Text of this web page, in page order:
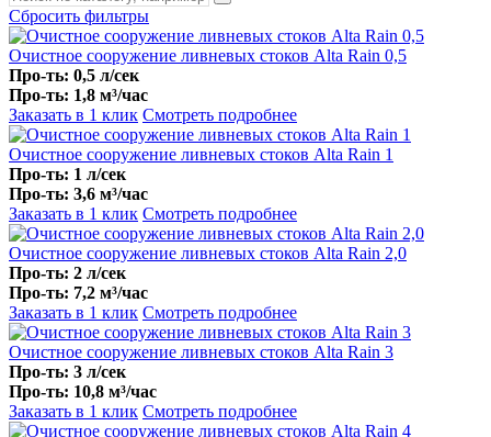
Сбросить фильтры
Очистное сооружение ливневых стоков Alta Rain 0,5
Про-ть: 0,5 л/сек
Про-ть: 1,8 м³/час
Заказать в 1 клик Смотреть подробнее
Очистное сооружение ливневых стоков Alta Rain 1
Про-ть: 1 л/сек
Про-ть: 3,6 м³/час
Заказать в 1 клик Смотреть подробнее
Очистное сооружение ливневых стоков Alta Rain 2,0
Про-ть: 2 л/сек
Про-ть: 7,2 м³/час
Заказать в 1 клик Смотреть подробнее
Очистное сооружение ливневых стоков Alta Rain 3
Про-ть: 3 л/сек
Про-ть: 10,8 м³/час
Заказать в 1 клик Смотреть подробнее